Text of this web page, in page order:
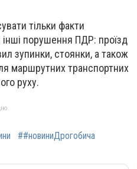
тільки факти
порушення ПДР: проїзд
зупинки, стоянки, а також
маршрутних транспортних
руху.
##новиниДрогобича